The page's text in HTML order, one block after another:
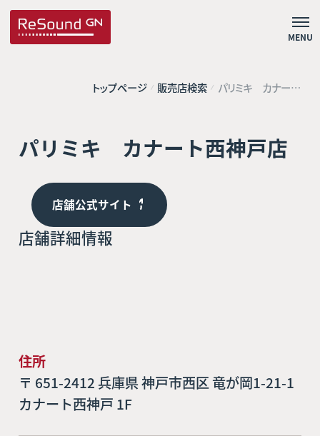
MENU
トップページ 販売店検索 パリミキ カナート
西神戸店
パリミキ カナート西神戸店
店舗公式サイト
店舗詳細情報
住所
〒 651-2412 兵庫県 神戸市西区 竜が岡1-21-1
カナート西神戸 1F